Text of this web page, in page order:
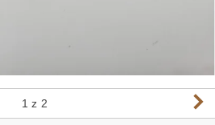
1 z 2